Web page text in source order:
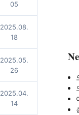
05
2025.08.
18
2025.05.
26
2025.04.
14